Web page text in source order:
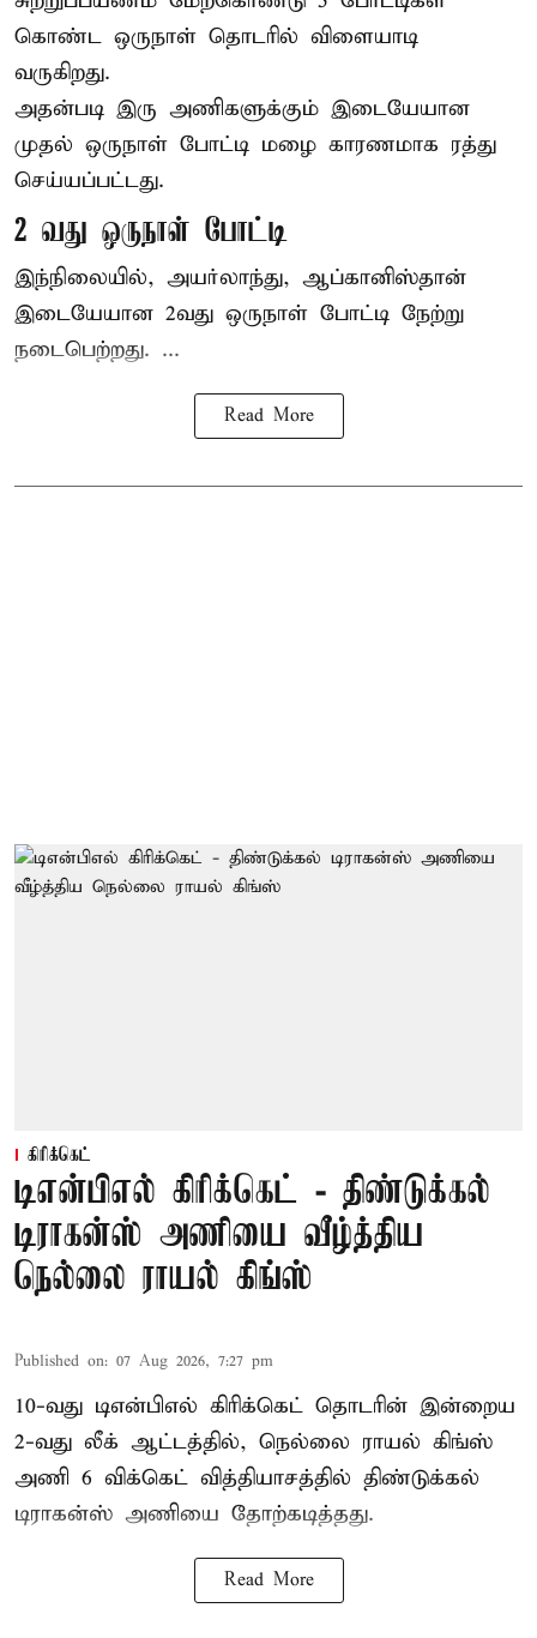
கொண்ட ஒருநாள் தொடரில் விளையாடி
வருகிறது.
அதன்படி இரு அணிகளுக்கும் இடையேயான
முதல் ஒருநாள் போட்டி மழை காரணமாக ரத்து
செய்யப்பட்டது.
2 வது ஒருநாள் போட்டி
இந்நிலையில், அயர்லாந்து, ஆப்கானிஸ்தான்
இடையேயான 2வது ஒருநாள் போட்டி நேற்று
நடைபெற்றது. ...
Read More
கிரிக்கெட்
டிஎன்பிஎல் கிரிக்கெட் - திண்டுக்கல்
டிராகன்ஸ் அணியை வீழ்த்திய
நெல்லை ராயல் கிங்ஸ்
Published on: 07 Aug 2026, 7:27 pm
10-வது டிஎன்பிஎல் கிரிக்கெட் தொடரின் இன்றைய
2-வது லீக் ஆட்டத்தில், நெல்லை ராயல் கிங்ஸ்
அணி 6 விக்கெட் வித்தியாசத்தில் திண்டுக்கல்
டிராகன்ஸ் அணியை தோற்கடித்தது.
Read More